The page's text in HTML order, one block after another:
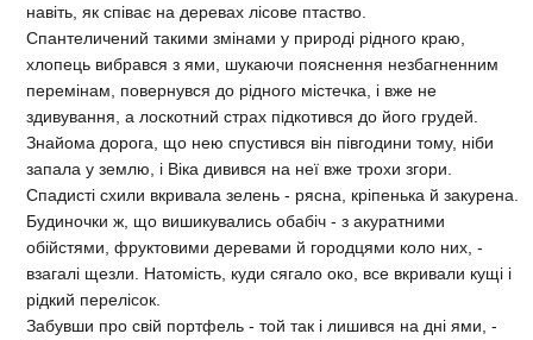
навіть, як співає на деревах лісове птаство.
Спантеличений такими змінами у природі рідного краю,
хлопець вибрався з ями, шукаючи пояснення незбагненним
перемінам, повернувся до рідного містечка, і вже не
здивування, а лоскотний страх підкотився до його грудей.
Знайома дорога, що нею спустився він півгодини тому, ніби
запала у землю, і Віка дивився на неї вже трохи згори.
Спадисті схили вкривала зелень - рясна, кріпенька й закурена.
Будиночки ж, що вишикувались обабіч - з акуратними
обійстями, фруктовими деревами й городцями коло них, -
взагалі щезли. Натомість, куди сягало око, все вкривали кущі і
рідкий перелісок.
Забувши про свій портфель - той так і лишився на дні ями, -